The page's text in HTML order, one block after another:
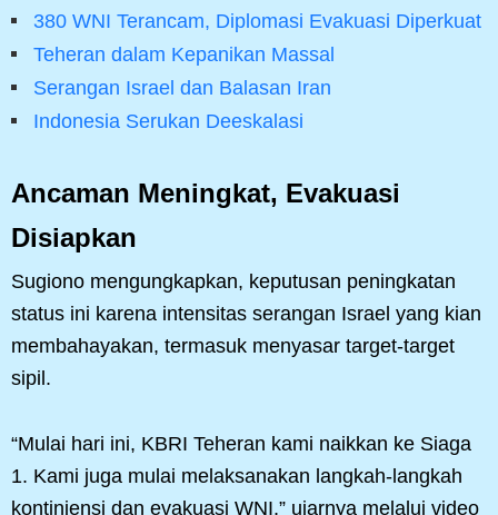
380 WNI Terancam, Diplomasi Evakuasi Diperkuat
Teheran dalam Kepanikan Massal
Serangan Israel dan Balasan Iran
Indonesia Serukan Deeskalasi
Ancaman Meningkat, Evakuasi
Disiapkan
Sugiono mengungkapkan, keputusan peningkatan
status ini karena intensitas serangan Israel yang kian
membahayakan, termasuk menyasar target-target
sipil.
“Mulai hari ini, KBRI Teheran kami naikkan ke Siaga
1. Kami juga mulai melaksanakan langkah-langkah
kontinjensi dan evakuasi WNI,” ujarnya melalui video